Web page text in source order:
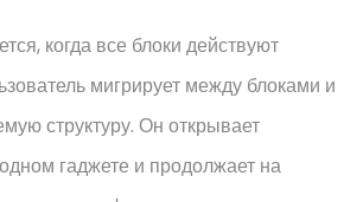
когда все блоки действуют
мигрирует между блоками и
структуру. Он открывает
гаджете и продолжает на